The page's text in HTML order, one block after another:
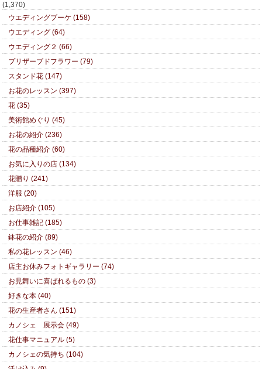
(1,370)
ウエディングブーケ (158)
ウエディング (64)
ウエディング２ (66)
プリザーブドフラワー (79)
スタンド花 (147)
お花のレッスン (397)
花 (35)
美術館めぐり (45)
お花の紹介 (236)
花の品種紹介 (60)
お気に入りの店 (134)
花贈り (241)
洋服 (20)
お店紹介 (105)
お仕事雑記 (185)
鉢花の紹介 (89)
私の花レッスン (46)
店主お休みフォトギャラリー (74)
お見舞いに喜ばれるもの (3)
好きな本 (40)
花の生産者さん (151)
カノシェ 展示会 (49)
花仕事マニュアル (5)
カノシェの気持ち (104)